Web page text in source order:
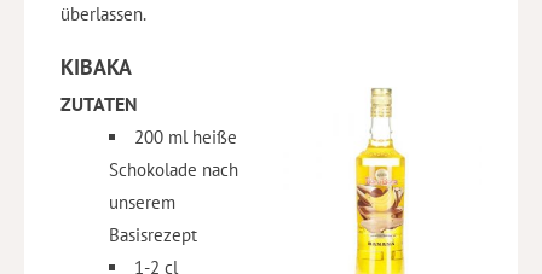
überlassen.
KIBAKA
ZUTATEN
200 ml heiße
Schokolade nach
unserem
Basisrezept
1-2 cl